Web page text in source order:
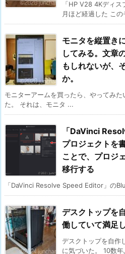
「HP V28 4Kディ
月ほど経過した こ
モニタを縦置き
してみる。文章
もしれないが、
か。
モニターアームを買ったら、やってみ
た。 それは、モニタ ...
「DaVinci
プロジェクトを
ことで、プロジ
移行する
「DaVinci Resolve Speed Editor」の
デスクトップを
働していて満足
デスクトップを自作
に気づいた。 10数